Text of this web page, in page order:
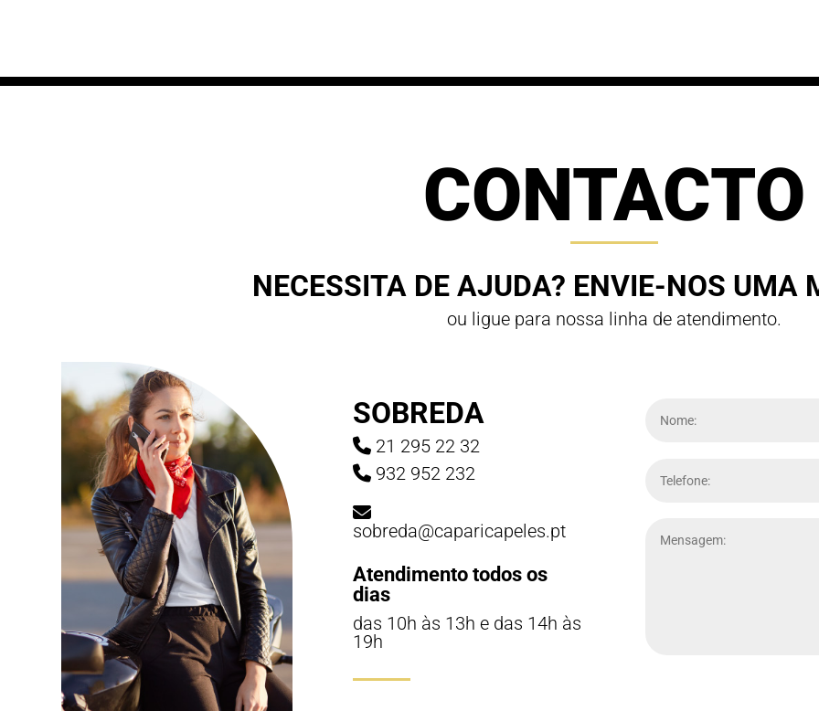
CONTACTO
NECESSITA DE AJUDA? ENVIE-NOS UMA
ou ligue para nossa linha de atendimento.
SOBREDA
21 295 22 32
932 952 232
sobreda@caparicapeles.pt
Atendimento todos os
dias
das 10h às 13h e das 14h às
19h